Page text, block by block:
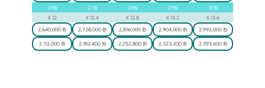
26일
X 12
27일
X 12.4
28일
X 12.8
29일
X 13.2
30일
X 13.6
2,640,000 원 2,728,000 원 2,816,000 원 2,904,000 원 2,992,000 원
2,112,000 원 2,182,400 원 2,252,800 원 2,323,200 원 2,393,600 원